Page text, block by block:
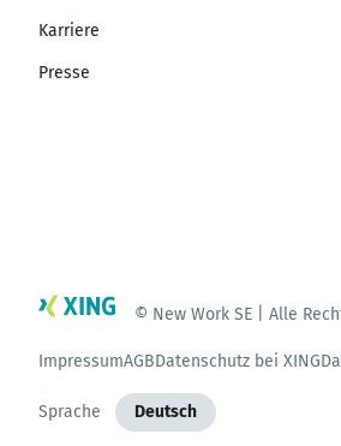
Karriere
Presse
© New Work SE | Alle
ImpressumAGBDatenschutz bei XING
Sprache Deutsch